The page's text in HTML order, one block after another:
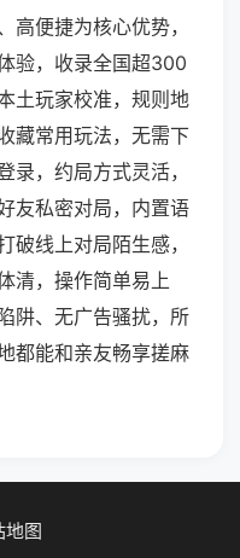
高便捷为核心优势，
验，收录全国超300
土玩家校准，规则地
藏常用玩法，无需下
录，约局方式灵活，
友私密对局，内置语
破线上对局陌生感，
清，操作简单易上
阱、无广告骚扰，所
都能和亲友畅享搓麻
地图